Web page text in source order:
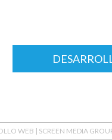
WEB | SCREEN MEDIA